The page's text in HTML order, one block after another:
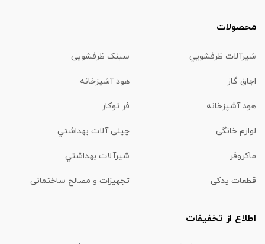
محصولات
شیرآلات ظرفشويي سینک ظرفشویی
اجاق گاز هود آشپزخانه
هود آشپزخانه فر توکار
لوازم خانگی چینی آلات بهداشتي
ماكروفر شیرآلات بهداشتي
قطعات یدکی تجهیزات و مصالح ساختمانی
اطلاع از تخفیفات